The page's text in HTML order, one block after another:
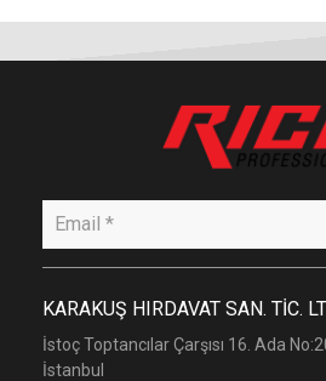
KARAKUŞ HIRDAVAT SAN. TİC.
İstoç Toptancılar Çarşısı 16. Ada
İstanbul